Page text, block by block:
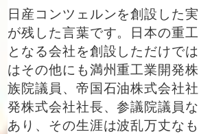
日産コンツェルンを創設した
が残した言葉です。日本の重
となる会社を創設しただけで
はその他にも満州重工業開発
族院議員、帝国石油株式会社
発株式会社社長、参議院議員
あり、その生涯は波乱万丈な